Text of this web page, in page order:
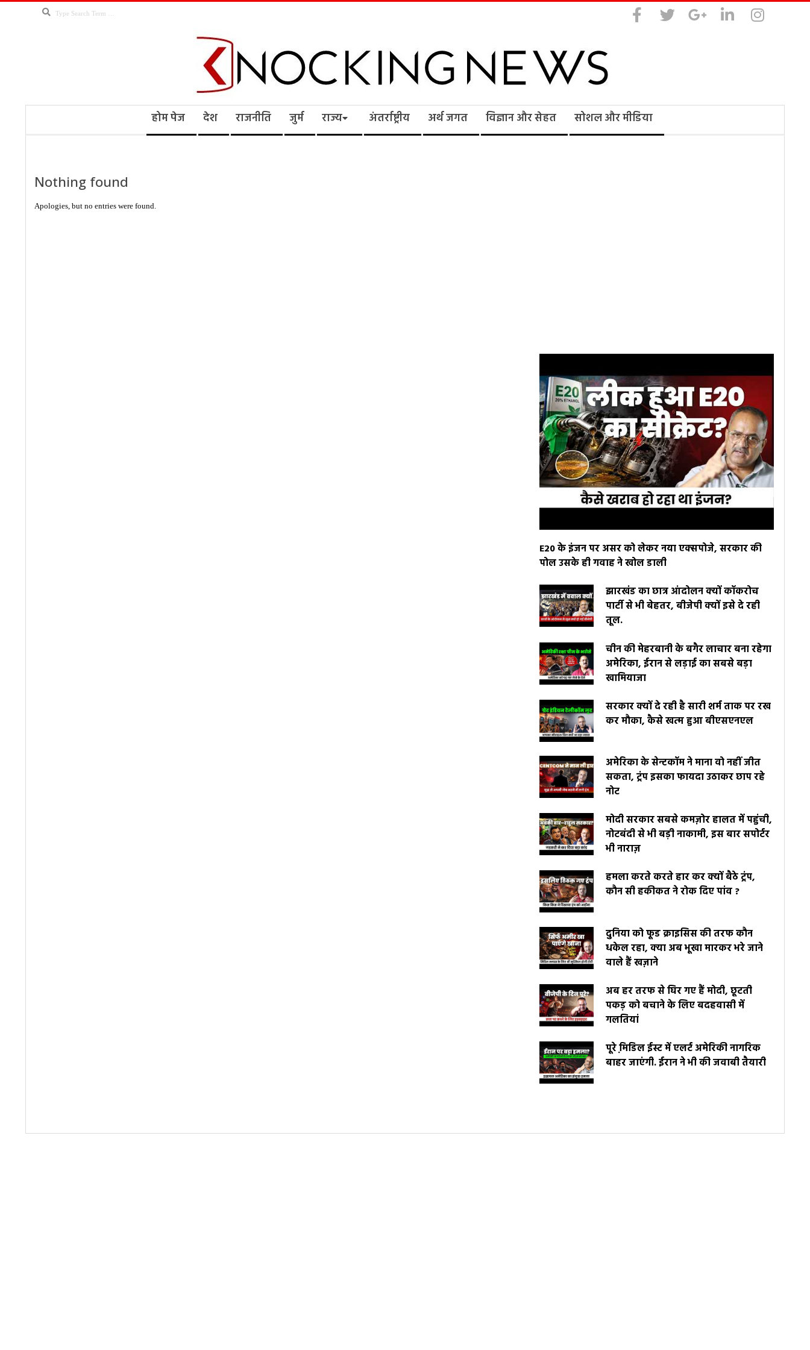
Search
Knocking
होम पेज देश राजनीति जुर्म राज्य अंतर्राष्ट्रीय अर्थ जगत विज्ञान और सेहत सोशल और मीडिया
Nothing found
Apologies, but no entries were found.
E20 के इंजन पर असर को लेकर नया एक्सपोजे, सरकार की
पोल उसके ही गवाह ने खोल डाली
झारखंड का छात्र आंदोलन क्यों कॉकरोच
पार्टी से भी बेहतर, बीजेपी क्यों इसे दे रही
तूल.
चीन की मेहरबानी के बगैर लाचार बना रहेगा
अमेरिका, ईरान से लड़ाई का सबसे बड़ा
खामियाजा
सरकार क्यों दे रही है सारी शर्म ताक पर रख
कर मौका, कैसे खत्म हुआ बीएसएनएल
अमेरिका के सेन्टकॉम ने माना वो नहीं जीत
सकता, ट्रंप इसका फायदा उठाकर छाप रहे
नोट
मोदी सरकार सबसे कमज़ोर हालत में पहुंची,
नोटबंदी से भी बड़ी नाकामी, इस बार सपोर्टर
भी नाराज़
हमला करते करते हार कर क्यों बैठे ट्रंप,
कौन सी हकीकत ने रोक दिए पांव ?
दुनिया को फूड क्राइसिस की तरफ कौन
धकेल रहा, क्या अब भूखा मारकर भरे जाने
वाले हैं खज़ाने
अब हर तरफ से घिर गए हैं मोदी, छूटती
पकड़ को बचाने के लिए बदहवासी में
गलतियां
पूरे मि़डिल ईस्ट में एलर्ट अमेरिकी नागरिक
बाहर जाएंगी. ईरान ने भी की जवाबी तैयारी